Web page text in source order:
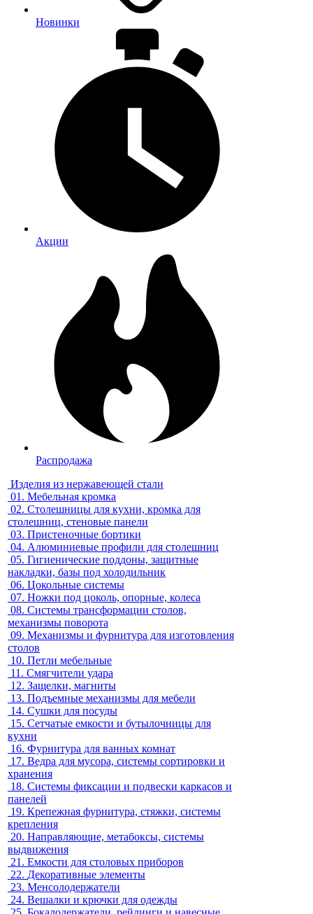
Новинки
Акции
Распродажа
Изделия из нержавеющей стали
01. Мебельная кромка
02. Столешницы для кухни, кромка для
столешниц, стеновые панели
03. Пристеночные бортики
04. Алюминиевые профили для столешниц
05. Гигиенические поддоны, защитные
накладки, базы под холодильник
06. Цокольные системы
07. Ножки под цоколь, опорные, колеса
08. Системы трансформации столов,
механизмы поворота
09. Механизмы и фурнитура для изготовления
столов
10. Петли мебельные
11. Смягчители удара
12. Защелки, магниты
13. Подъемные механизмы для мебели
14. Сушки для посуды
15. Сетчатые емкости и бутылочницы для
кухни
16. Фурнитура для ванных комнат
17. Ведра для мусора, системы сортировки и
хранения
18. Системы фиксации и подвески каркасов и
панелей
19. Крепежная фурнитура, стяжки, системы
крепления
20. Направляющие, метабоксы, системы
выдвижения
21. Емкости для столовых приборов
22. Декоративные элементы
23. Менсолодержатели
24. Вешалки и крючки для одежды